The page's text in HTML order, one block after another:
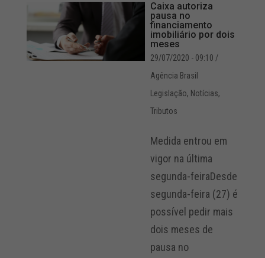
Caixa autoriza
pausa no
financiamento
imobiliário por dois
meses
29/07/2020 - 09:10 /
Agência Brasil
Legislação, Notícias,
Tributos
Medida entrou em
vigor na última
segunda-feiraDesde
segunda-feira (27) é
possível pedir mais
dois meses de
pausa no